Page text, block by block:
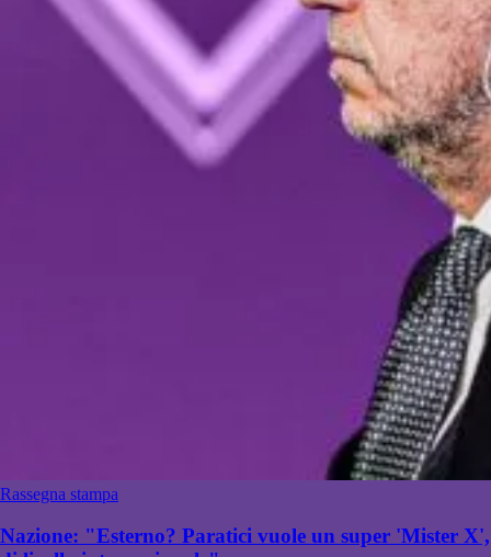
Rassegna stampa
Nazione: "Esterno? Paratici vuole un super 'Mister X',